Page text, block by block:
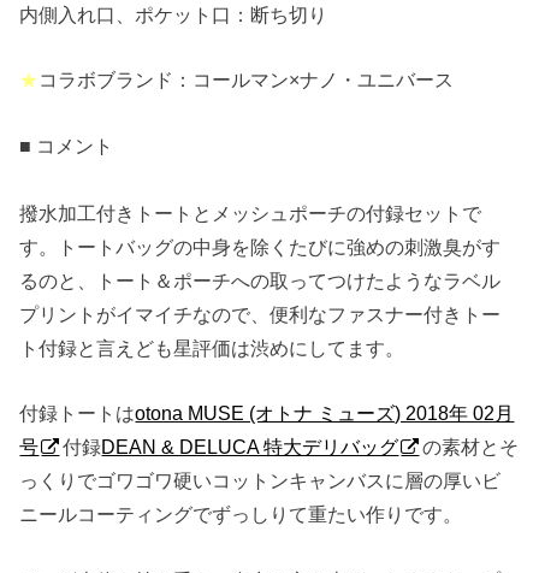
内側入れ口、ポケット口：断ち切り
★コラボブランド：コールマン×ナノ・ユニバース
■ コメント
撥水加工付きトートとメッシュポーチの付録セットで
す。トートバッグの中身を除くたびに強めの刺激臭がす
るのと、トート＆ポーチへの取ってつけたようなラベル
プリントがイマイチなので、便利なファスナー付きトー
ト付録と言えども星評価は渋めにしてます。
付録トートはotona MUSE (オトナ ミューズ) 2018年 02月
号
付録DEAN & DELUCA 特大デリバッグ
の素材とそ
っくりでゴワゴワ硬いコットンキャンバスに層の厚いビ
ニールコーティングでずっしりて重たい作りです。